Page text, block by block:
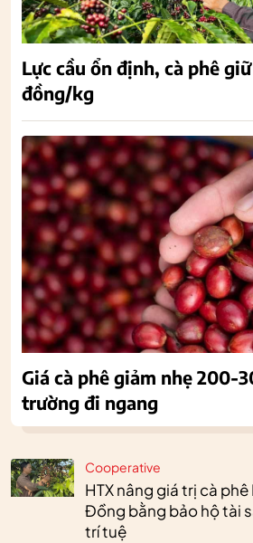
Cooperative
HTX nâng giá trị cà phê
Đồng bằng bảo hộ tài
trí tuệ
Lực cầu ổn định, cà phê
đồng/kg
Giá cà phê giảm nhẹ 200-
trường đi ngang